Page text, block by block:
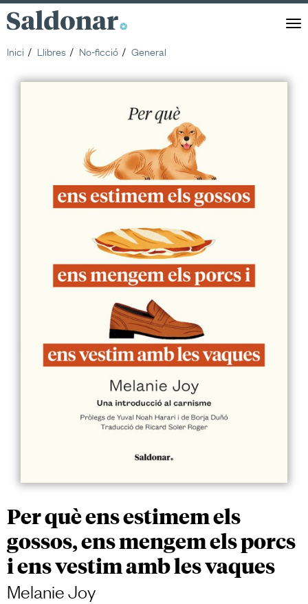
Saldonar
Inici
Llibres No-ficció General
Per què ens estimem els
gossos, ens mengem els porcs
i ens vestim amb les vaques
Melanie Joy